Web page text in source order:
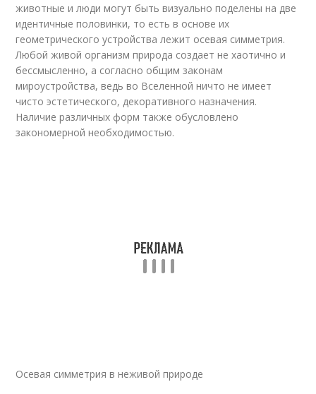
животные и люди могут быть визуально поделены на две
идентичные половинки, то есть в основе их
геометрического устройства лежит осевая симметрия.
Любой живой организм природа создает не хаотично и
бессмысленно, а согласно общим законам
мироустройства, ведь во Вселенной ничто не имеет
чисто эстетического, декоративного назначения.
Наличие различных форм также обусловлено
закономерной необходимостью.
Осевая симметрия в неживой природе